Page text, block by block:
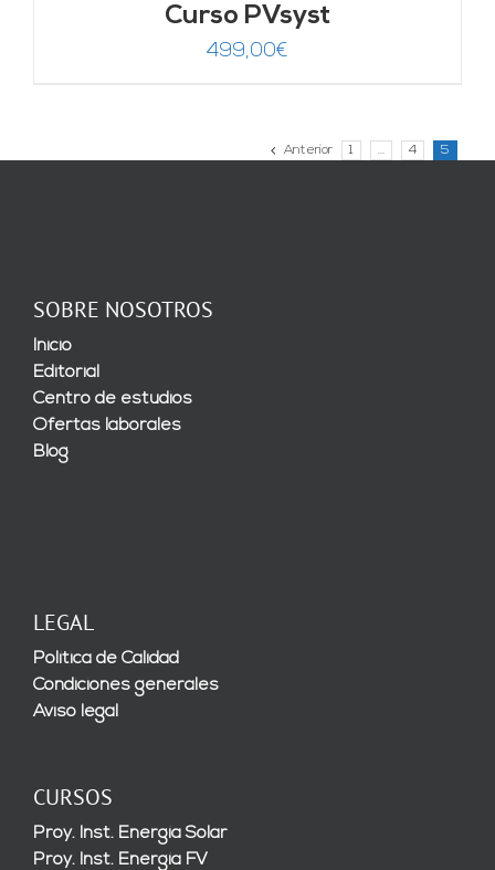
Curso PVsyst
499,00€
Anterior 1 … 4 5
SOBRE NOSOTROS
Inicio
Editorial
Centro de estudios
Ofertas laborales
Blog
LEGAL
Política de Calidad
Condiciones generales
Aviso legal
CURSOS
Proy. Inst. Energía Solar
Proy. Inst. Energía FV